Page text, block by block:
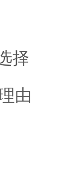
择
由